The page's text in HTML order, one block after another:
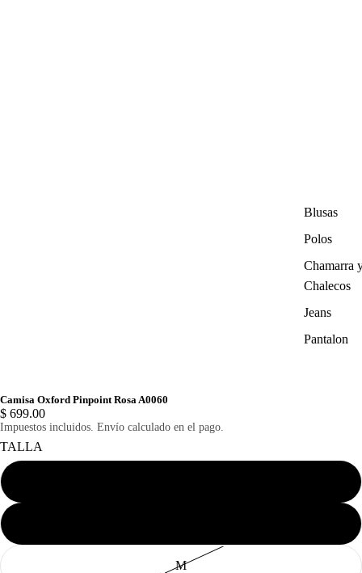
Blusas
Polos
Chamarra
Chalecos
Jeans
Pantalon
Camisa Oxford Pinpoint Rosa A0060
$ 699.00
Impuestos incluidos. Envío calculado en el pago.
TALLA
M